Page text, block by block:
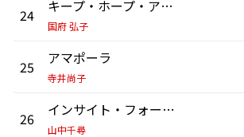
24 キープ・ホープ・アライヴ
国府 弘子
25 アマポーラ
寺井尚子
26 インサイト・フォーサイト
山中千尋